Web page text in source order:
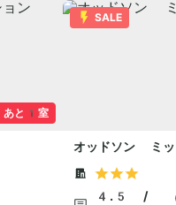
あと1室
SALE
オッドソン ミ
4.5 /